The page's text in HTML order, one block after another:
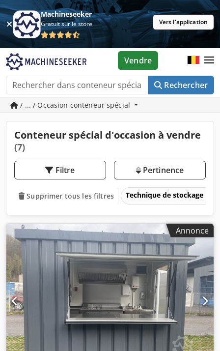
Machineseeker
Gratuit sur le store Vers l'application
Rechercher
Vendre
/ ... / Occasion conteneur spécial
Conteneur spécial d'occasion à vendre
(7)
Filtre Pertinence
Supprimer tous les filtres Technique de stockage
Annonce